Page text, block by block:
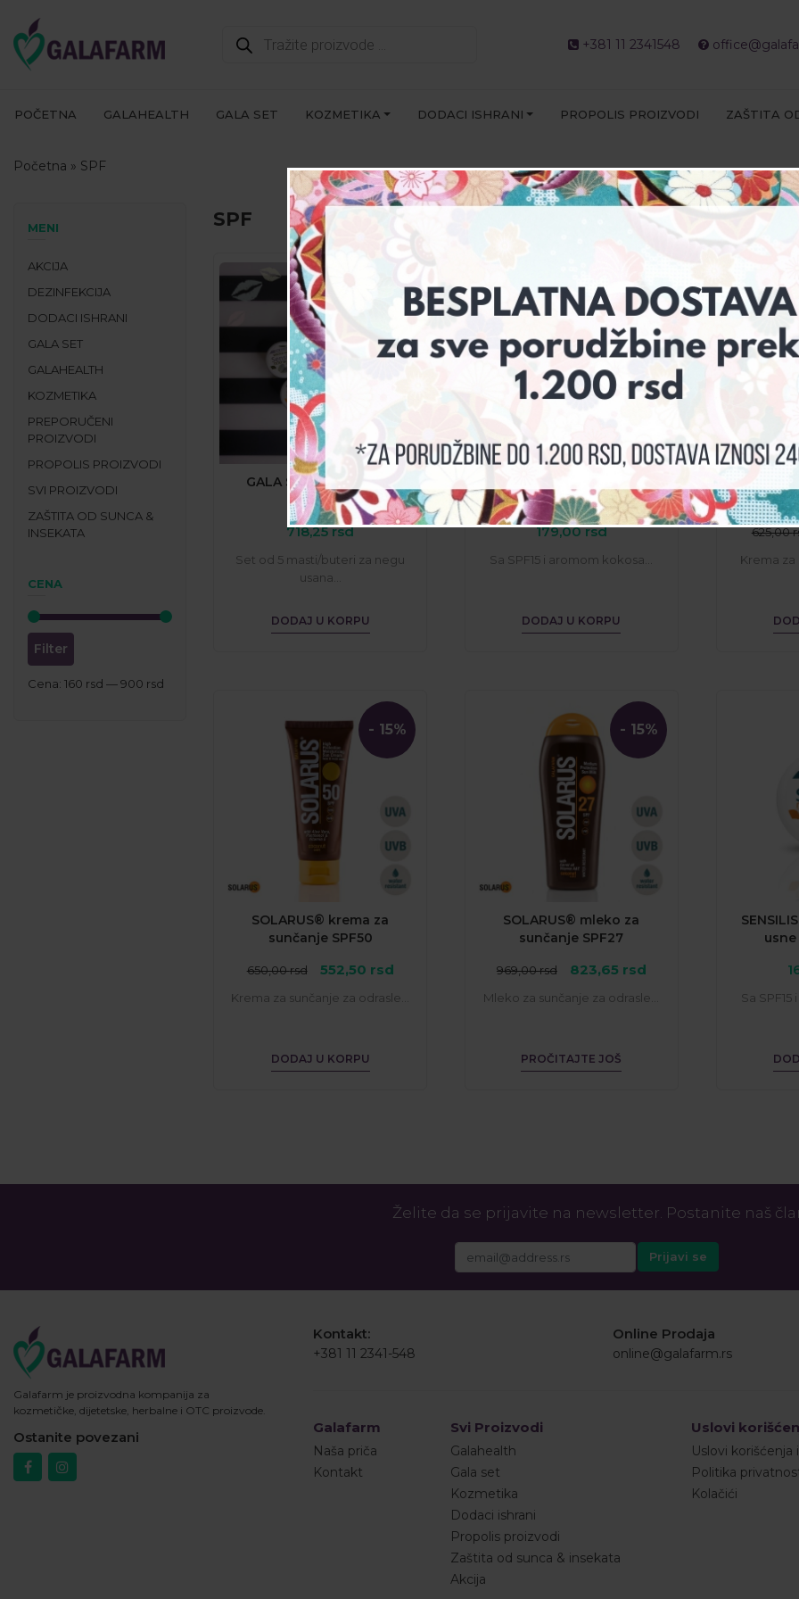
search +381 11 2341548
POČETNA GALAHEALTH GALA SET KOZMETIKA DODACI ISHRANI PROPOLIS PROIZVODI ZAŠTITA
Početna » SPF
MENI
AKCIJA
DEZINFEKCIJA
DODACI ISHRANI
GALA SET
GALAHEALTH
KOZMETIKA
PREPORUČENI
PROIZVODI
PROPOLIS PROIZVODI
SVI PROIZVODI
ZAŠTITA OD SUNCA &
INSEKATA
CENA
Filter
Cena: 160 rsd —900 rsd
SPF
GALA SET Nega Usana
718,25rsd
Set od 5 masti/buteri za negu
usana...
DODAJ U KORPU
usne kokos SPF15
179,00rsd
Sa SPF15 i aromom kokosa...
DODAJ U KORPU
625,00
Krema za
- 15%
SOLARUS® krema za
sunčanje SPF50
650,00rsd
Originalna
je
552,50 rsdTrenutna
je:
Krema za sunčanje za odrasle...
DODAJ U KORPU
- 15%
SOLARUS® mleko za
sunčanje SPF27
969,00rsd
Originalna
je
823,65 rsdTrenutna
je:
Mleko za sunčanje za odrasle...
PROČITAJTE JOŠ
usne
Sa SPF15
Želite da se prijavite na newsletter. Postanite naš
Galafarm je proizvodna kompanija za
kozmetičke, dijetetske, herbalne i OTC proizvode.
Ostanite povezani
Kontakt:
+381 11 2341-548
Online Prodaja
online@galafarm.rs
Galafarm
Naša priča
Kontakt
Svi Proizvodi
Galahealth
Gala set
Kozmetika
Dodaci ishrani
Propolis proizvodi
Zaštita od sunca & insekata
Akcija
Uslovi
Uslovi korišćenja
Politika
Kolačići